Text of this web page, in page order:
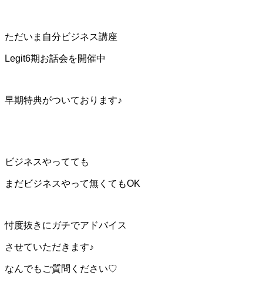
ただいま自分ビジネス講座
Legit6期お話会を開催中
早期特典がついております♪
ビジネスやってても
まだビジネスやって無くてもOK
忖度抜きにガチでアドバイス
させていただきます♪
なんでもご質問ください♡